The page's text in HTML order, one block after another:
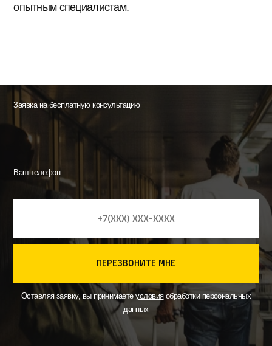
опытным специалистам.
Заявка на бесплатную консультацию
Ваш телефон
перезвоните мне
Оставляя заявку, вы принимаетеусловияобработки персональных
данных